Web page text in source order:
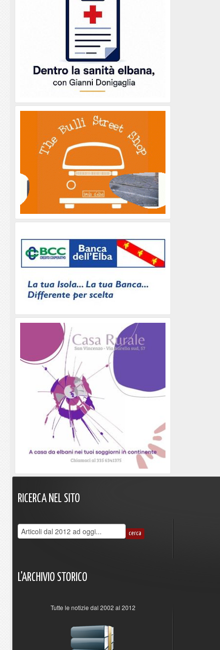
RICERCA NEL SITO
L'ARCHIVIO STORICO
Tutte le notizie dal 2002 al 2012